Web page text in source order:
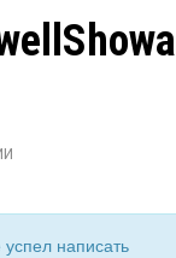
написать